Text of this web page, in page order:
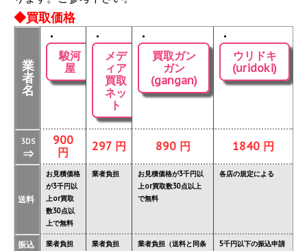
◆買取価格
業
者
名
・
駿河
屋
・
メデ
ィア
買取
ネッ
ト
・
買取ガン
ガン
(gangan)
・
ウリドキ
(uridoki)
3DS
⇒
900
円
297 円 890 円 1840 円
送料
お見積価格
が3千円以
上or買取
数30点以
上で無料
業者負担
お見積価格が3千円以
上or買取数30点以上
で無料
各店の規定による
振込
業者負担 業者負担
業者負担（送料と同条
5千円以下の振込申請